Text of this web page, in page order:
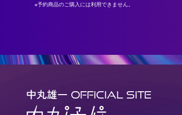
※予約商品のご購入には利用できません。
OFFICIAL SITE